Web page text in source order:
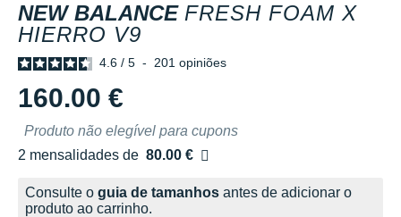
NEW BALANCE FRESH FOAM X
HIERRO V9
4.6 / 5 - 201 opiniões
160.00 €
Produto não elegível para cupons
2 mensalidades de 80.00 €
sem custos
Consulte o guia de tamanhos antes de adicionar o
produto ao carrinho.